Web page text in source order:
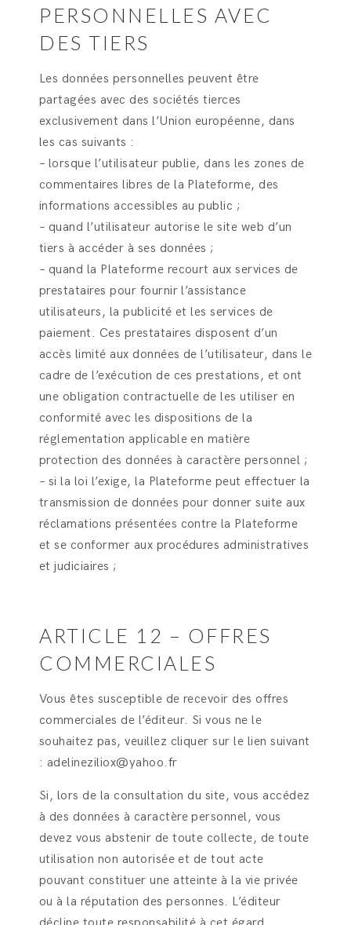
PERSONNELLES AVEC
DES TIERS
Les données personnelles peuvent être
partagées avec des sociétés tierces
exclusivement dans l’Union européenne, dans
les cas suivants :
– lorsque l’utilisateur publie, dans les zones de
commentaires libres de la Plateforme, des
informations accessibles au public ;
– quand l’utilisateur autorise le site web d’un
tiers à accéder à ses données ;
– quand la Plateforme recourt aux services de
prestataires pour fournir l’assistance
utilisateurs, la publicité et les services de
paiement. Ces prestataires disposent d’un
accès limité aux données de l’utilisateur, dans le
cadre de l’exécution de ces prestations, et ont
une obligation contractuelle de les utiliser en
conformité avec les dispositions de la
réglementation applicable en matière
protection des données à caractère personnel ;
– si la loi l’exige, la Plateforme peut effectuer la
transmission de données pour donner suite aux
réclamations présentées contre la Plateforme
et se conformer aux procédures administratives
et judiciaires ;
ARTICLE 12 – OFFRES
COMMERCIALES
Vous êtes susceptible de recevoir des offres
commerciales de l’éditeur. Si vous ne le
souhaitez pas, veuillez cliquer sur le lien suivant
: adelineziliox@yahoo.fr
Si, lors de la consultation du site, vous accédez
à des données à caractère personnel, vous
devez vous abstenir de toute collecte, de toute
utilisation non autorisée et de tout acte
pouvant constituer une atteinte à la vie privée
ou à la réputation des personnes. L’éditeur